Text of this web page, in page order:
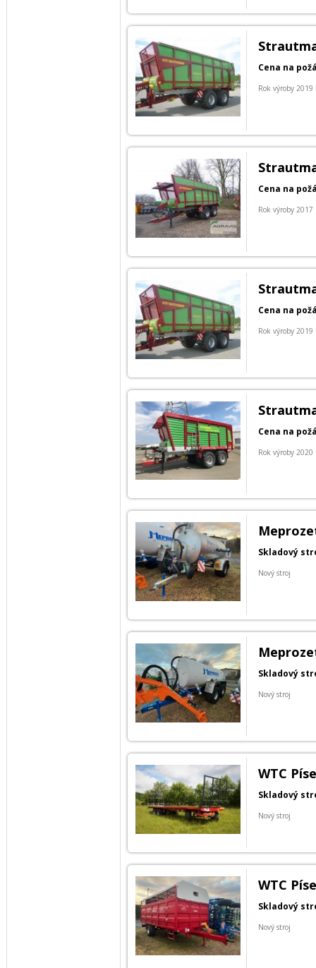
Cena na
Rok výroby 2019
Cena na
Rok výroby 2017
Cena na
Rok výroby 2019
Cena na
Rok výroby 2020
Skladový
Nový stroj
Skladový
Nový stroj
WTC
Skladový
Nový stroj
WTC
Skladový
Nový stroj